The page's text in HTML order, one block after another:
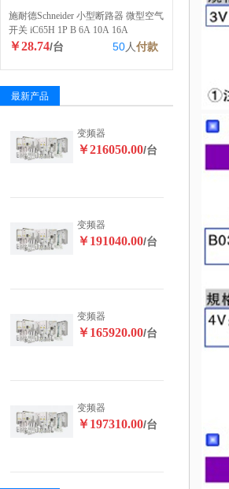
施耐德Schneider 小型断路器 微型空气
开关 iC65H 1P B 6A 10A 16A
￥28.74/台 50人付款
最新产品
变频器
￥216050.00/台
变频器
￥191040.00/台
变频器
￥165920.00/台
变频器
￥197310.00/台